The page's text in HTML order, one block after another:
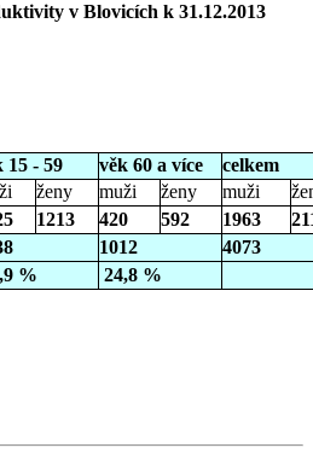
v Blovicích k 31.12.2013
15 - 59 věk 60 a více
celkem
ženy muži ženy muži
1213 420 592 1963
1012
4073
% 24,8 %